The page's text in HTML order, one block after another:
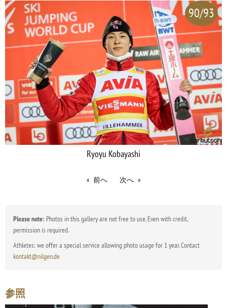
90/93
Ryoyu Kobayashi
前へ 次へ
Please note: Photos in this gallery are not free to use. Even with credit,
permission is required.
Athletes: we offer a special service allowing photo usage for 1 year. Contact
kontakt@nilgen.de
参照